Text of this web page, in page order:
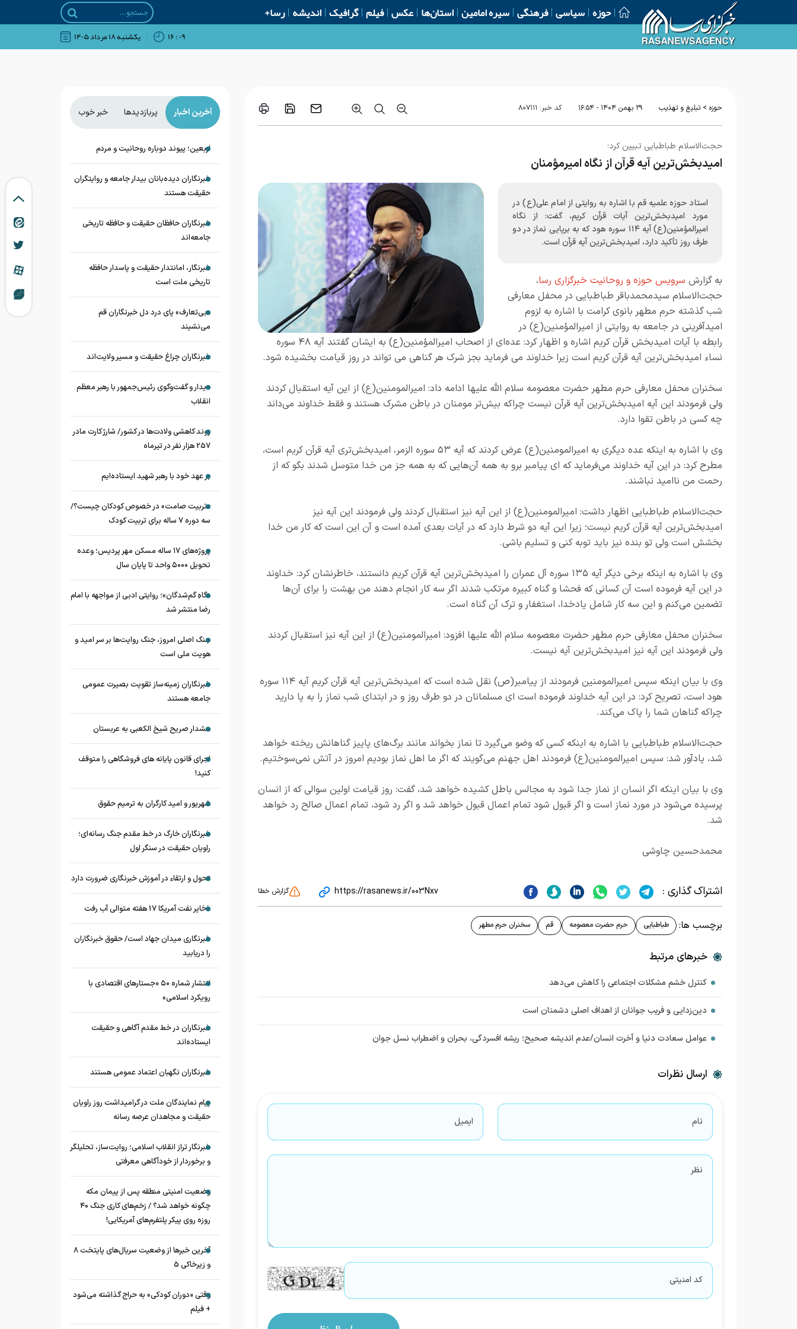
حوزه سیاسی فرهنگی سیره امامین استان‌ها عکس فیلم گرافیک اندیشه رسا+
۰۹ : ۱۶ يکشنبه ۱۸ مرداد ۱۴۰۵
حوزه > تبلیغ و تهذیب ۲۹ بهمن ۱۴۰۴ - ۱۶:۵۴ کد خبر: ۸۰۷۱۱۱
حجت‌الاسلام طباطبایی تبیین کرد؛
امیدبخش‌ترین آیه قرآن از نگاه امیرمؤمنان
استاد حوزه علمیه قم با اشاره به روایتی از امام علی(ع) در
مورد امیدبخش‌ترین آیات قرآن کریم، گفت: از نگاه
امیرالمؤمنین(ع) آیه ۱۱۴ سوره هود که به برپایی نماز در دو
طرف روز تأکید دارد، امیدبخش‌ترین آیه قرآن است.
به گزارش سرویس حوزه و روحانیت خبرگزاری رسا،
حجت‌الاسلام سیدمحمدباقر طباطبایی در محفل معارفی
شب گذشته حرم مطهر بانوی کرامت با اشاره به لزوم
امیدآفرینی در جامعه به روایتی از امیرالمؤمنین(ع) در
رابطه با آیات امیدبخش قرآن کریم اشاره و اظهار کرد: عده‌ای از اصحاب امیرالمؤمنین(ع) به ایشان گفتند آیه ۴۸ سوره
نساء امیدبخش‌ترین آیه قرآن کریم است زیرا خداوند می فرماید بجز شرک هر گناهی می تواند در روز قیامت بخشیده شود.
سخنران محفل معارفی حرم مطهر حضرت معصومه سلام الله علیها ادامه داد: امیرالمومنین(ع) از این آیه استقبال کردند
ولی فرمودند این آیه امیدبخش‌ترین آیه قرآن نیست چراکه بیش‌تر مومنان در باطن مشرک هستند و فقط خداوند می‌داند
چه کسی در باطن تقوا دارد.
وی با اشاره به اینکه عده دیگری به امیرالمومنین(ع) عرض کردند که آیه ۵۳ سوره الزمر، امیدبخش‌تری آیه قرآن کریم است،
مطرح کرد: در این آیه خداوند می‌فرماید که ای پیامبر برو به همه آن‌هایی که به همه جز من خدا متوسل شدند بگو که از
رحمت من ناامید نباشند.
حجت‌الاسلام طباطبایی اظهار داشت: امیرالمومنین(ع) از این آیه نیز استقبال کردند ولی فرمودند این آیه نیز
امیدبخش‌ترین آیه قرآن کریم نیست؛ زیرا این آیه دو شرط دارد که در آیات بعدی آمده است و آن این است که کار من خدا
بخشش است ولی تو بنده نیز باید توبه کنی و تسلیم باشی.
وی با اشاره به اینکه برخی دیگر آیه ۱۳۵ سوره آل عمران را امیدبخش‌ترین آیه قرآن کریم دانستند، خاطرنشان کرد: خداوند
در این آیه فرموده است آن کسانی که فحشا و گناه کبیره مرتکب شدند اگر سه کار انجام دهند من بهشت را برای آن‌ها
تضمین می‌کنم و این سه کار شامل یادخدا، استغفار و ترک آن گناه است.
سخنران محفل معارفی حرم مطهر حضرت معصومه سلام الله علیها افزود: امیرالمومنین(ع) از این آیه نیز استقبال کردند
ولی فرمودند این آیه نیز امیدبخش‌ترین آیه نیست.
وی با بیان اینکه سپس امیرالمومنین فرمودند از پیامبر(ص) نقل شده است که امیدبخش‌ترین آیه قرآن کریم آیه ۱۱۴ سوره
هود است، تصریح کرد: در این آیه خداوند فرموده است ای مسلمانان در دو طرف روز و در ابتدای شب نماز را به پا دارید
چراکه گناهان شما را پاک می‌کند.
حجت‌الاسلام طباطبایی با اشاره به اینکه کسی که وضو می‌گیرد تا نماز بخواند مانند برگ‌های پاییز گناهانش ریخته خواهد
شد، یادآور شد: سپس امیرالمومنین(ع) فرمودند اهل جهنم می‌گویند که اگر ما اهل نماز بودیم امروز در آتش نمی‌سوختیم.
وی با بیان اینکه اگر انسان از نماز جدا شود به مجالس باطل کشیده خواهد شد، گفت: روز قیامت اولین سوالی که از انسان
پرسیده می‌شود در مورد نماز است و اگر قبول شود تمام اعمال قبول خواهد شد و اگر رد شود، تمام اعمال صالح رد خواهد
شد.
محمدحسین چاوشی
اشتراک گذاری : https://rasanews.ir/003Nxv گزارش خطا
برچسب ها: طباطبایی حرم حضرت معصومه قم سخنران حرم مطهر
خبرهای مرتبط
کنترل خشم مشکلات اجتماعی را کاهش می‌دهد
دین‌زدایی و فریب جوانان از اهداف اصلی دشمنان است
عوامل سعادت دنیا و آخرت انسان/عدم اندیشه صحیح؛ ریشه افسردگی، بحران و اضطراب نسل جوان
ارسال نظرات
آخرین اخبار پربازدیدها خبر خوب
اربعین؛ پیوند دوباره روحانیت و مردم
خبرنگاران دیده‌بانان بیدار جامعه و روایتگران
حقیقت هستند
خبرنگاران حافظان حقیقت و حافظه تاریخی
جامعه‌اند
خبرنگار، امانتدار حقیقت و پاسدار حافظه
تاریخی ملت است
«بی‌تعارف» پای درد دل خبرنگاران قم
می‌نشیند
خبرنگاران چراغ حقیقت و مسیر ولایت‌اند
دیدار و گفت‌وگوی رئیس‌جمهور با رهبر معظم
انقلاب
روند کاهشی ولادت‌ها در کشور/ شارژ کارت مادر
257 هزار نفر در تیرماه
بر عهد خود با رهبر شهید ایستاده‌ایم
«تربیت صامت» در خصوص کودکان چیست؟/
سه دوره ۷ ساله برای تربیت کودک
پروژه‌های ۱۷ ساله مسکن مهر پردیس؛ وعده
تحویل ۵۰۰۰ واحد تا پایان سال
«گاهِ گم‌شدگان»؛ روایتی ادبی از مواجهه با امام
رضا منتشر شد
جنگ اصلی امروز، جنگ روایت‌ها بر سر امید و
هویت ملی است
خبرنگاران زمینه‌ساز تقویت بصیرت عمومی
جامعه هستند
هشدار صریح شیخ الکعبی به عربستان
اجرای قانون پایانه های فروشگاهی را متوقف
کنید!
شهریور و امید کارگران به ترمیم حقوق
خبرنگاران خارگ در خط مقدم جنگ رسانه‌ای؛
راویان حقیقت در سنگر اول
تحول و ارتقاء در آموزش خبرنگاری ضرورت دارد
ذخایر نفت آمریکا 17 هفته متوالی آب رفت
خبرنگاری میدان جهاد است/ حقوق خبرنگاران
را دریابید
انتشار شماره ۵۰ «جستارهای اقتصادی با
رویکرد اسلامی»
خبرنگاران در خط مقدم آگاهی و حقیقت
ایستاده‌اند
خبرنگاران نگهبان اعتماد عمومی هستند
پیام نمایندگان ملت در گرامیداشت روز راویان
حقیقت و مجاهدان عرصه رسانه
خبرنگار تراز انقلاب اسلامی؛ روایت‌ساز، تحلیلگر
و برخوردار از خودآگاهی معرفتی
وضعیت امنیتی منطقه پس از پیمان مکه
چگونه خواهد شد؟ / زخم‌های کاری جنگ ۴۰
روزه روی پیکر پلتفرم‌های آمریکایی!
آخرین خبرها از وضعیت سریال‌های پایتخت 8
و زیرخاکی 5
وقتی «دوران کودکی» به حراج گذاشته می‌شود
+ فیلم